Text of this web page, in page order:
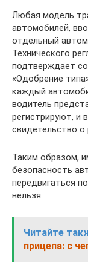
Любая модель
автомобилей,
отдельный
Технического
подтверждает
«Одобрение
каждый
водитель
регистрируют, и
свидетельство о
Таким образом,
безопасность
передвигаться
нельзя.
Читайте
прицепа: с